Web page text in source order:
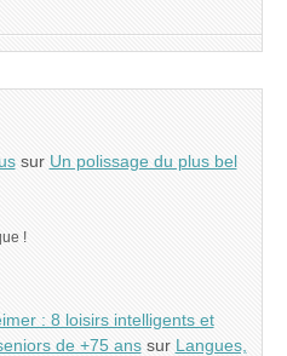
sur Un polissage du plus bel
!
: 8 loisirs intelligents et
de +75 anssur Langues,